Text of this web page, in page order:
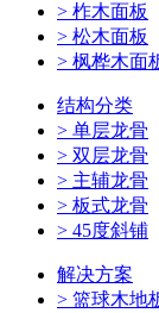
> 柞木面板
> 松木面板
> 枫桦木面
结构分类
> 单层龙骨
> 双层龙骨
> 主辅龙骨
> 板式龙骨
> 45度斜铺
解决方案
> 篮球木地